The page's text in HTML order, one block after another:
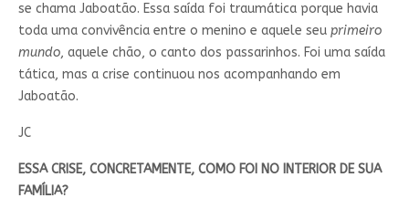
se chama Jaboatão. Essa saída foi traumática porque havia
toda uma convivência entre o menino e aquele seu primeiro
mundo, aquele chão, o canto dos passarinhos. Foi uma saída
tática, mas a crise continuou nos acompanhando em
Jaboatão.
JC
ESSA CRISE, CONCRETAMENTE, COMO FOI NO INTERIOR DE SUA
FAMÍLIA?